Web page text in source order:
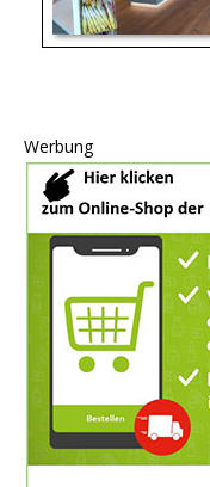
Werbung